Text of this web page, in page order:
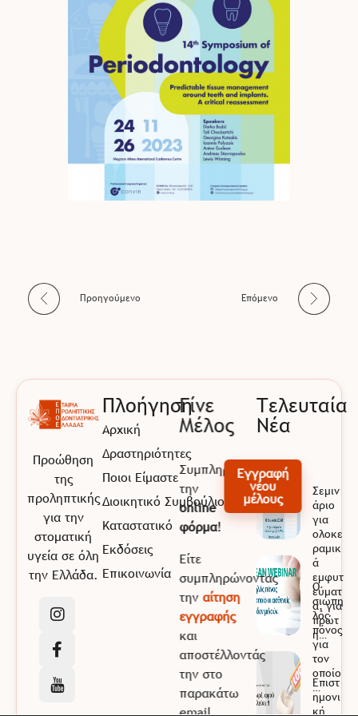
Προηγούμενο Επόμενο
Προώθηση
της
προληπτικής
για την
στοματική
υγεία σε όλη
την Ελλάδα.
Πλοήγηση
Αρχική
Δραστηριότητες
Ποιοι Είμαστε
Διοικητικό Συμβούλιο
Καταστατικό
Εκδόσεις
Επικοινωνία
Τελευταία
Νέα
Σεμιν
άριο
για
ολοκε
ραμικ
ά
εμφυτ
εύματ
α, για
πρώτ
η…
Ο
σιωπη
λός
πόνος
για
τον
οποίο
…
Επιστ
ημονι
κή
Γίνε
Μέλος
Συμπληρώνοντας
την
online
φόρμα!
Εγγραφή
νέου
μέλους
Είτε
συμπληρώνοντας
τηναίτηση
εγγραφής
και
αποστέλλοντάς
την στο
παρακάτω
email